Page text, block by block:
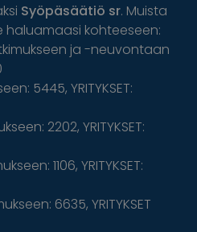
Syöpäsäätiö sr. Muista
haluamaasi kohteeseen:
ja -neuvontaan
5445, YRITYKSET:
2202, YRITYKSET:
1106, YRITYKSET:
6635, YRITYKSET